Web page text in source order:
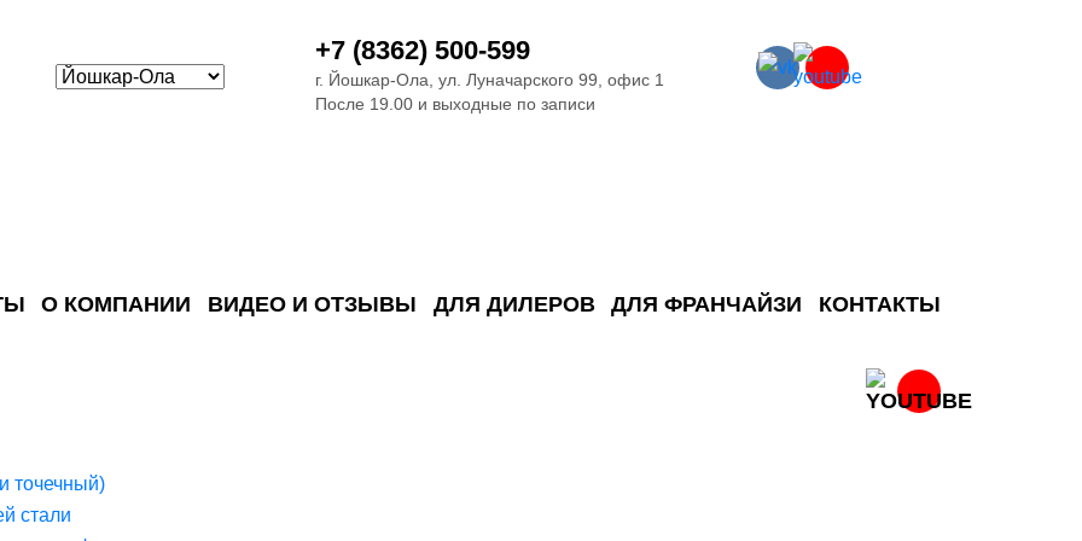
+7 (8362) 500-599
г. Йошкар-Ола, ул. Луначарского 99, офис 1
После 19.00 и выходные по записи
О КОМПАНИИ ВИДЕО И ОТЗЫВЫ ДЛЯ ДИЛЕРОВ ДЛЯ ФРАНЧАЙЗИ КОНТАКТЫ
точечный)
стали